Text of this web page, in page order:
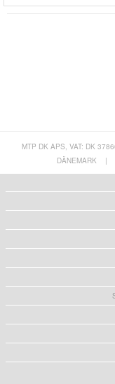
MTP DK APS, VAT: DK
DÄNEMARK
|